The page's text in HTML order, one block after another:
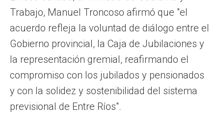
Trabajo, Manuel Troncoso afirmó que "el
acuerdo refleja la voluntad de diálogo entre el
Gobierno provincial, la Caja de Jubilaciones y
la representación gremial, reafirmando el
compromiso con los jubilados y pensionados
y con la solidez y sostenibilidad del sistema
previsional de Entre Ríos".